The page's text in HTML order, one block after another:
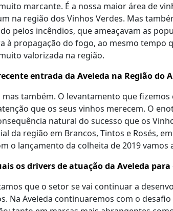
marcante. É a nossa maior área de
na região dos Vinhos Verdes. Mas
pelos incêndios, que ameaçavam as
à propagação do fogo, ao mesmo tempo
valorizada na região.
entrada da Aveleda na Região
mas também. O levantamento que
que os seus vinhos merecem. O
natural do sucesso que os
da região em Brancos, Tintos e Rosés,
o lançamento da colheita de 2019
os drivers de atuação da Aveleda
que o setor se vai continuar a
Na Aveleda continuaremos com o